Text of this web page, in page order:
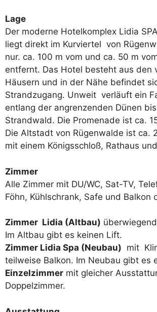
Lage
Der moderne Hotelkomplex Lidia
liegt direkt im Kurviertel von
nur. ca. 100 m vom und ca. 50 m
entfernt. Das Hotel besteht aus den
Häusern und in der Nähe befindet
Strandzugang. Unweit verläuft ein
entlang der angrenzenden Dünen
Strandwald. Die Promenade ist ca.
Die Altstadt von Rügenwalde ist ca.
mit einem Königsschloß, Rathaus
Zimmer
Alle Zimmer mit DU/WC, Sat-TV,
Föhn, Kühlschrank, Safe und Balkon
Zimmer Lidia (Altbau)
Im Altbau gibt es keinen Lift.
Zimmer Lidia Spa (Neubau) mit
teilweise Balkon. Im Neubau gibt es
Einzelzimmer mit gleicher
Doppelzimmer.